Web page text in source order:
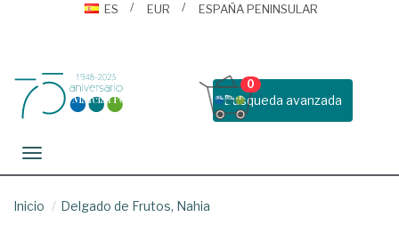
ES
EUR ESPAÑA PENINSULAR
Busqueda avanzada
0
Toggle navigation
Inicio Delgado de Frutos, Nahia